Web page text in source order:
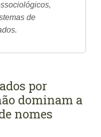
de
por
dominam a
nomes